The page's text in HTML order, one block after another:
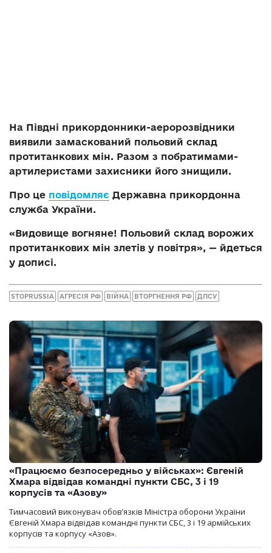
На Півдні прикордонники-аеророзвідники
виявили замаскований польовий склад
протитанкових мін. Разом з побратимами-
артилеристами захисники його знищили.
Про це повідомляє Державна прикордонна
служба України.
«Видовище вогняне! Польовий склад ворожих
протитанкових мін злетів у повітря», — йдеться
у дописі.
STOPRUSSIA АГРЕСІЯ РФ ВІЙНА ВТОРГНЕННЯ РФ ДПСУ
«Працюємо безпосередньо у військах»: Євгеній
Хмара відвідав командні пункти СБС, 3 і 19
корпусів та «Азову»
Тимчасовий виконувач обов’язків Міністра оборони України
Євгеній Хмара відвідав командні пункти СБС, 3 і 19 армійських
корпусів та корпусу «Азов».